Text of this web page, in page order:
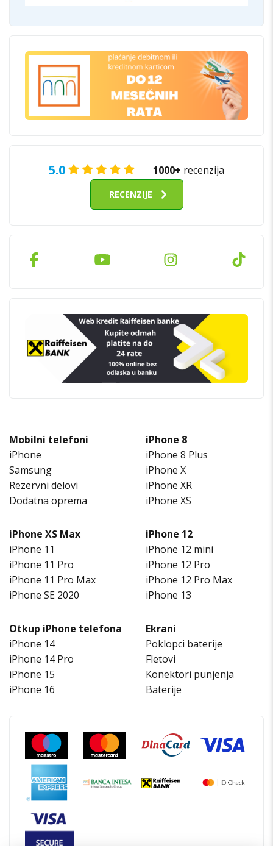
5.0 1000+ recenzija
RECENZIJE
Mobilni telefoni
iPhone
Samsung
Rezervni delovi
Dodatna oprema
iPhone 8
iPhone 8 Plus
iPhone X
iPhone XR
iPhone XS
iPhone XS Max
iPhone 11
iPhone 11 Pro
iPhone 11 Pro Max
iPhone SE 2020
iPhone 12
iPhone 12 mini
iPhone 12 Pro
iPhone 12 Pro Max
iPhone 13
Otkup iPhone telefona
iPhone 14
iPhone 14 Pro
iPhone 15
iPhone 16
Ekrani
Poklopci baterije
Fletovi
Konektori punjenja
Baterije